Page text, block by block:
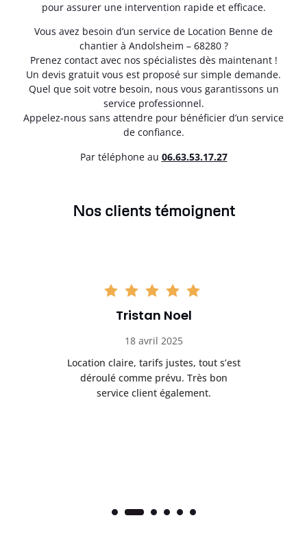
pour assurer une intervention rapide et efficace.
Vous avez besoin d’un service de Location Benne de
chantier à Andolsheim – 68280 ?
Prenez contact avec nos spécialistes dès maintenant !
Un devis gratuit vous est proposé sur simple demande.
Quel que soit votre besoin, nous vous garantissons un
service professionnel.
Appelez-nous sans attendre pour bénéficier d’un service
de confiance.
Par téléphone au 06.63.53.17.27
Nos clients témoignent
Tristan Noel
18 avril 2025
Location claire, tarifs justes, tout s’est
déroulé comme prévu. Très bon
service client également.